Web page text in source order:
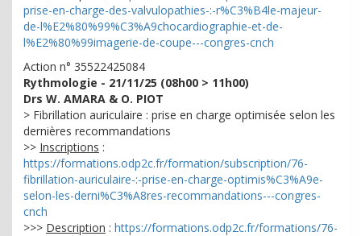
prise-en-charge-des-valvulopathies-:-r%C3%B4le-majeur-
de-l%E2%80%99%C3%A9chocardiographie-et-de-
l%E2%80%99imagerie-de-coupe---congres-cnch
Action n° 35522425084
Rythmologie - 21/11/25 (08h00 > 11h00)
Drs W. AMARA & O. PIOT
> Fibrillation auriculaire : prise en charge optimisée selon les
dernières recommandations
>> Inscriptions :
https://formations.odp2c.fr/formation/subscription/76-
fibrillation-auriculaire-:-prise-en-charge-optimis%C3%A9e-
selon-les-derni%C3%A8res-recommandations---congres-
cnch
>>> Description : https://formations.odp2c.fr/formations/76-